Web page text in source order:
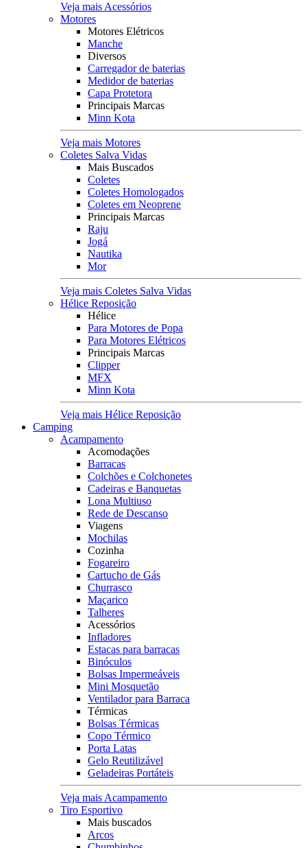
Veja mais Acessórios
Motores
Motores Elétricos
Manche
Diversos
Carregador de baterias
Medidor de baterias
Capa Protetora
Principais Marcas
Minn Kota
Veja mais Motores
Coletes Salva Vidas
Mais Buscados
Coletes
Coletes Homologados
Coletes em Neoprene
Principais Marcas
Raju
Jogá
Nautika
Mor
Veja mais Coletes Salva Vidas
Hélice Reposição
Hélice
Para Motores de Popa
Para Motores Elétricos
Principais Marcas
Clipper
MFX
Minn Kota
Veja mais Hélice Reposição
Camping
Acampamento
Acomodações
Barracas
Colchões e Colchonetes
Cadeiras e Banquetas
Lona Multiuso
Rede de Descanso
Viagens
Mochilas
Cozinha
Fogareiro
Cartucho de Gás
Churrasco
Maçarico
Talheres
Acessórios
Infladores
Estacas para barracas
Binóculos
Bolsas Impermeáveis
Mini Mosquetão
Ventilador para Barraca
Térmicas
Bolsas Térmicas
Copo Térmico
Porta Latas
Gelo Reutilizável
Geladeiras Portáteis
Veja mais Acampamento
Tiro Esportivo
Mais buscados
Arcos